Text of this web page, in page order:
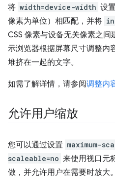
将 width=device-width 设
像素为单位）相匹配，并将
CSS 像素与设备无关像素之间
示浏览器根据屏幕尺寸调整内
堆挤在一起的文字。
如需了解详情，请参阅调整内
允许用户缩放
您可以通过设置 maximum-
scaleable=no 来使用视口元
做，并允许用户在需要时放大。